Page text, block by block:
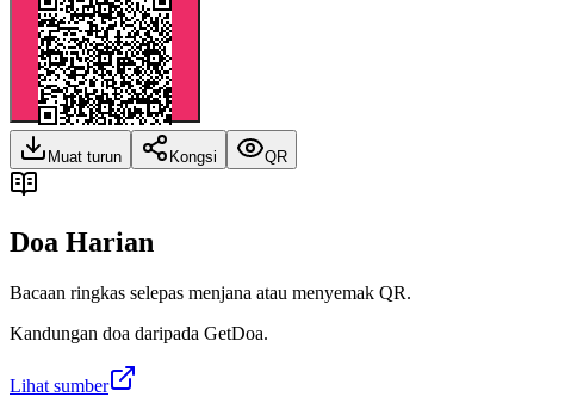
Muat turun Kongsi QR
Doa Harian
Bacaan ringkas selepas menjana atau menyemak QR.
Kandungan doa daripada GetDoa.
Lihat sumber